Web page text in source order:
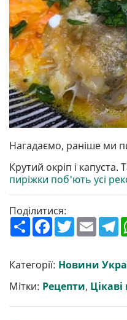
Нагадаємо, раніше ми
Крутий окріп і капуста.
пиріжки поб'ють усі
Поділитися:
П
о
р
и
и
F
a
b
o
k
T
w
t
e
E
m
l
T
e
g
r
a
m
Категорії: Новини
Мітки: Рецепти, Цікаві